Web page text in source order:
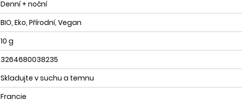
Denní + noční
BIO, Eko, Přírodní, Vegan
10 g
3264680038235
Skladujte v suchu a temnu
Francie